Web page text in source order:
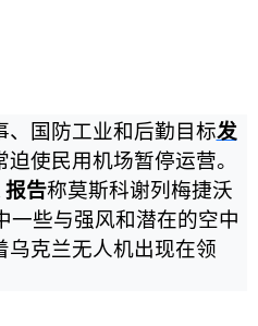
、国防工业和后勤目标发
使民用机场暂停运营。
报告称莫斯科谢列梅捷沃
一些与强风和潜在的空中
乌克兰无人机出现在领